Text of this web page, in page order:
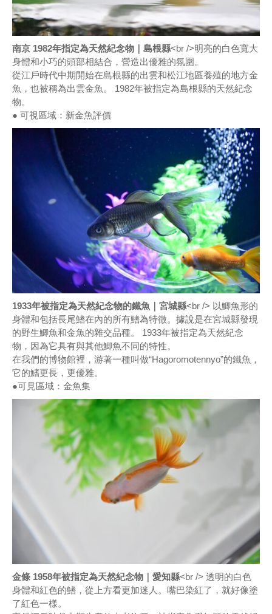
南京 1982年指定為天然紀念物｜島根縣<br />明亮的白色寬大
身體和小巧的頭部相結合，營造出優雅的氛圍。
從江戶時代中期開始在島根縣的出雲和松江地區養殖的地方金
魚，也被稱為出雲金魚。 1982年被指定為島根縣的天然紀念
物。
● 可視區域：新金魚評價
1933年被指定為天然紀念物的鐵魚｜宮城縣<br /> 以鯽魚形的
身體和包括長尾鰭在內的所有鰭為特徵。據說是在宮城縣發現
的野生鯽魚和金魚的雜交品種。 1933年被指定為天然紀念
物，因為它具有與其他鯽魚不同的特性。
在我們的博物館裡，游著一種叫做“Hagoromotennyo”的鐵魚，
它的鰭更長，更優雅。
●可見區域：金魚集
金條 1958年被指定為天然紀念物｜愛知縣<br /> 透明的白色
身體和紅色的鰭，從上方看更加迷人。嘴巴染紅了，就好像塗
了紅色一樣。